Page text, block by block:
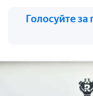
Голосуйте